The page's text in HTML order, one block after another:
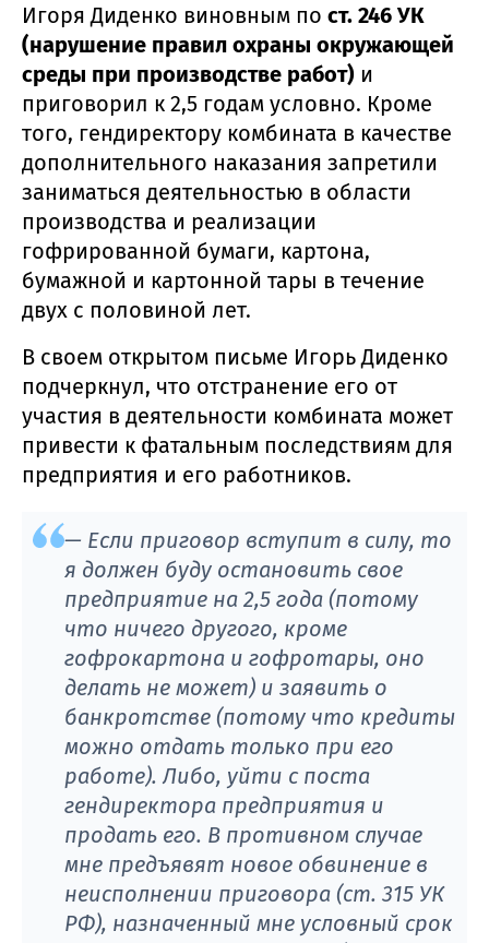
Игоря Диденко виновным по ст. 246 УК
(нарушение правил охраны окружающей
среды при производстве работ) и
приговорил к 2,5 годам условно. Кроме
того, гендиректору комбината в качестве
дополнительного наказания запретили
заниматься деятельностью в области
производства и реализации
гофрированной бумаги, картона,
бумажной и картонной тары в течение
двух с половиной лет.
В своем открытом письме Игорь Диденко
подчеркнул, что отстранение его от
участия в деятельности комбината может
привести к фатальным последствиям для
предприятия и его работников.
— Если приговор вступит в силу, то
я должен буду остановить свое
предприятие на 2,5 года (потому
что ничего другого, кроме
гофрокартона и гофротары, оно
делать не может) и заявить о
банкротстве (потому что кредиты
можно отдать только при его
работе). Либо, уйти с поста
гендиректора предприятия и
продать его. В противном случае
мне предъявят новое обвинение в
неисполнении приговора (ст. 315 УК
РФ), назначенный мне условный срок